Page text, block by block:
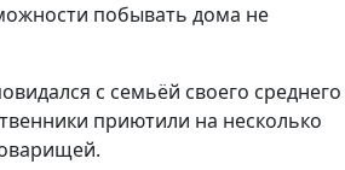
побывать дома не
с семьёй своего среднего
приютили на несколько